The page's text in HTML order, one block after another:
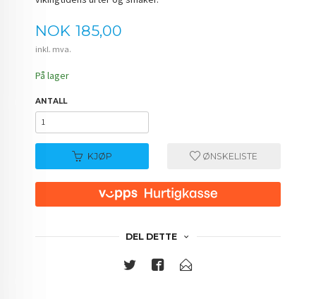
Pris
NOK 185,00
inkl. mva.
På lager
ANTALL
KJØP ØNSKELISTE
DEL DETTE